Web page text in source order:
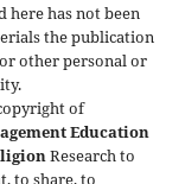
has not been
the publication
other personal or
of
Education
Research to
to share, to